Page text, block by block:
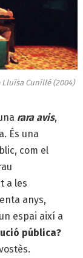
Lluïsa Cunillé (2004)
rara avis,
És una
com el
a les
anys,
espai així a
pública?